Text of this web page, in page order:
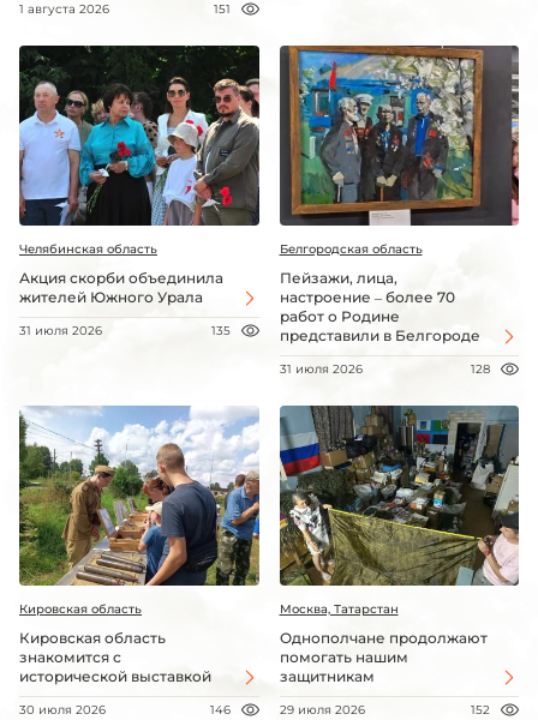
1 августа 2026 151
Челябинская область
Акция скорби объединила
жителей Южного Урала
31 июля 2026 135
Белгородская область
Пейзажи, лица,
настроение – более 70
работ о Родине
представили в Белгороде
31 июля 2026 128
Кировская область
Кировская область
знакомится с
исторической выставкой
30 июля 2026 146
Москва, Татарстан
Однополчане продолжают
помогать нашим
защитникам
29 июля 2026 152